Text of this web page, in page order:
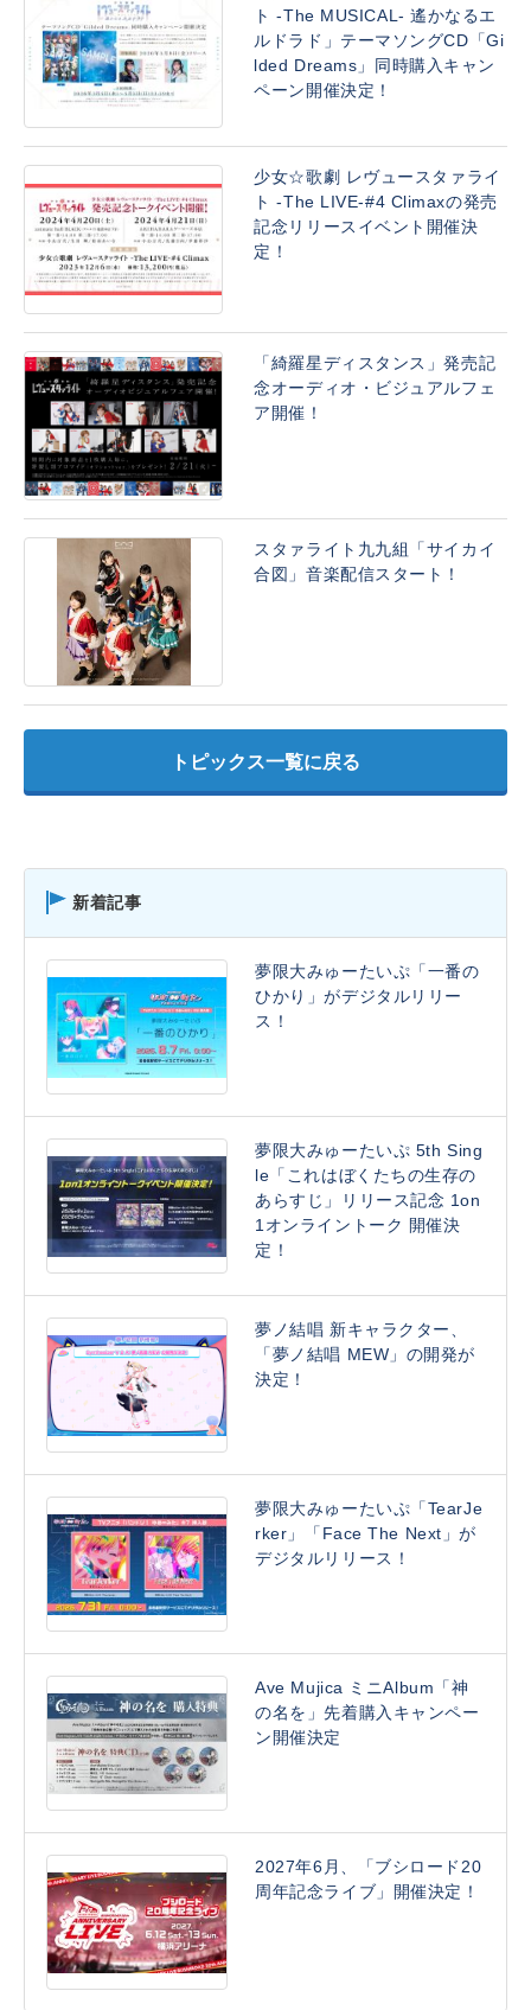
ト -The MUSICAL- 遙かなるエ
ルドラド」テーマソングCD「Gi
lded Dreams」同時購入キャン
ペーン開催決定！
少女☆歌劇 レヴュースタァライ
ト -The LIVE-#4 Climaxの発売
記念リリースイベント開催決
定！
「綺羅星ディスタンス」発売記
念オーディオ・ビジュアルフェ
ア開催！
スタァライト九九組「サイカイ
合図」音楽配信スタート！
トピックス一覧に戻る
新着記事
夢限大みゅーたいぷ「一番の
ひかり」がデジタルリリー
ス！
夢限大みゅーたいぷ 5th Sing
le「これはぼくたちの生存の
あらすじ」リリース記念 1on
1オンライントーク 開催決
定！
夢ノ結唱 新キャラクター、
「夢ノ結唱 MEW」の開発が
決定！
夢限大みゅーたいぷ「TearJe
rker」「Face The Next」が
デジタルリリース！
Ave Mujica ミニAlbum「神
の名を」先着購入キャンペー
ン開催決定
2027年6月、「ブシロード20
周年記念ライブ」開催決定！